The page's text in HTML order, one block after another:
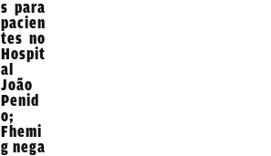
s para
pacien
tes no
Hospit
al
João
Penid
o;
Fhemi
g nega